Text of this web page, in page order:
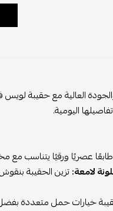
العالية مع حقيبة لويس
اليومية.
عصريًا ورقيًا يتناسب مع
لامعة:تزين الحقيبة
خيارات حمل متعددة